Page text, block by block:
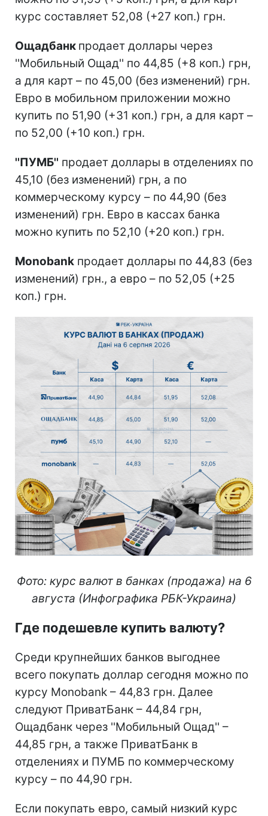
курс составляет 52,08 (+27 коп.) грн.
Ощадбанк продает доллары через
''Мобильный Ощад'' по 44,85 (+8 коп.) грн,
а для карт – по 45,00 (без изменений) грн.
Евро в мобильном приложении можно
купить по 51,90 (+31 коп.) грн, а для карт –
по 52,00 (+10 коп.) грн.
''ПУМБ'' продает доллары в отделениях по
45,10 (без изменений) грн, а по
коммерческому курсу – по 44,90 (без
изменений) грн. Евро в кассах банка
можно купить по 52,10 (+20 коп.) грн.
Monobank продает доллары по 44,83 (без
изменений) грн., а евро – по 52,05 (+25
коп.) грн.
Фото: курс валют в банках (продажа) на 6
августа (Инфографика РБК-Украина)
Где подешевле купить валюту?
Среди крупнейших банков выгоднее
всего покупать доллар сегодня можно по
курсу Monobank – 44,83 грн. Далее
следуют ПриватБанк – 44,84 грн,
Ощадбанк через ''Мобильный Ощад'' –
44,85 грн, а также ПриватБанк в
отделениях и ПУМБ по коммерческому
курсу – по 44,90 грн.
Если покупать евро, самый низкий курс